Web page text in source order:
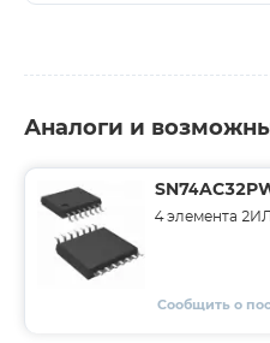
Аналоги и
4 элемента
Сообщить о